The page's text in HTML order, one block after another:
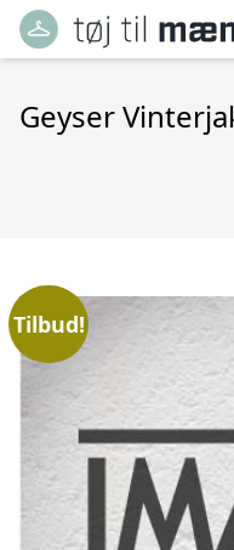
Geyser
Tilbud!